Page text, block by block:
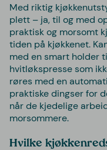
Med riktig
plett – ja, til og med
praktisk og morsomt
tiden på kjøkkenet.
med en smart holder
hvitløkspresse som
røres med en
praktiske dingser for
når de kjedelige
morsommere.
Hvilke